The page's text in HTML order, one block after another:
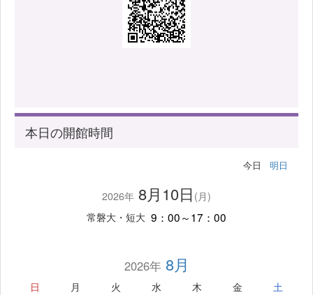
本日の開館時間
今日 明日
2026年 8月10日 (月)
常磐大・短大 9：00～17：00
2026年8月
日 月 火 水 木 金 土